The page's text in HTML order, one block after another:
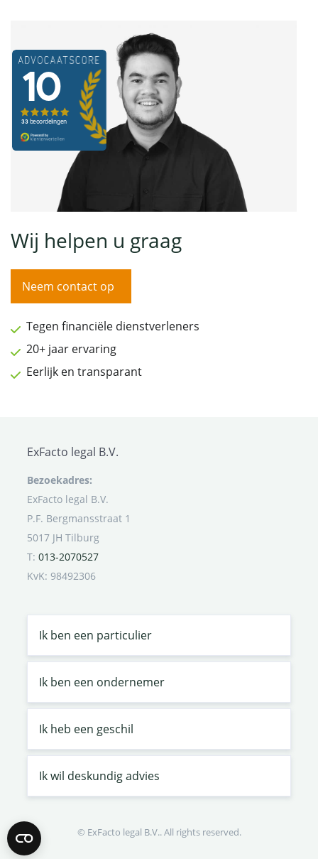
Wij helpen u graag
Neem contact op
Tegen financiële dienstverleners
20+ jaar ervaring
Eerlijk en transparant
ExFacto legal B.V.
Bezoekadres:
ExFacto legal B.V.
P.F. Bergmansstraat 1
5017 JH Tilburg
T: 013-2070527
KvK: 98492306
Ik ben een particulier
Ik ben een ondernemer
Ik heb een geschil
Ik wil deskundig advies
© ExFacto legal B.V.. All rights reserved.